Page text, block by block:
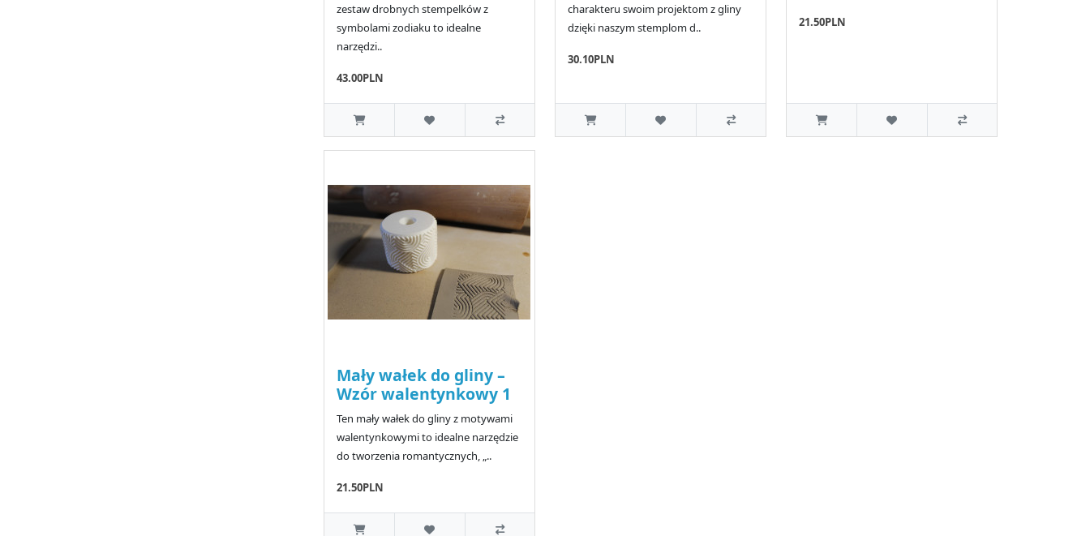
zestaw drobnych stempelków z
symbolami zodiaku to idealne
narzędzi..
43.00PLN
charakteru swoim projektom z gliny
dzięki naszym stemplom d..
30.10PLN
21.50PLN
Mały wałek do gliny –
Wzór walentynkowy 1
Ten mały wałek do gliny z motywami
walentynkowymi to idealne narzędzie
do tworzenia romantycznych, „..
21.50PLN